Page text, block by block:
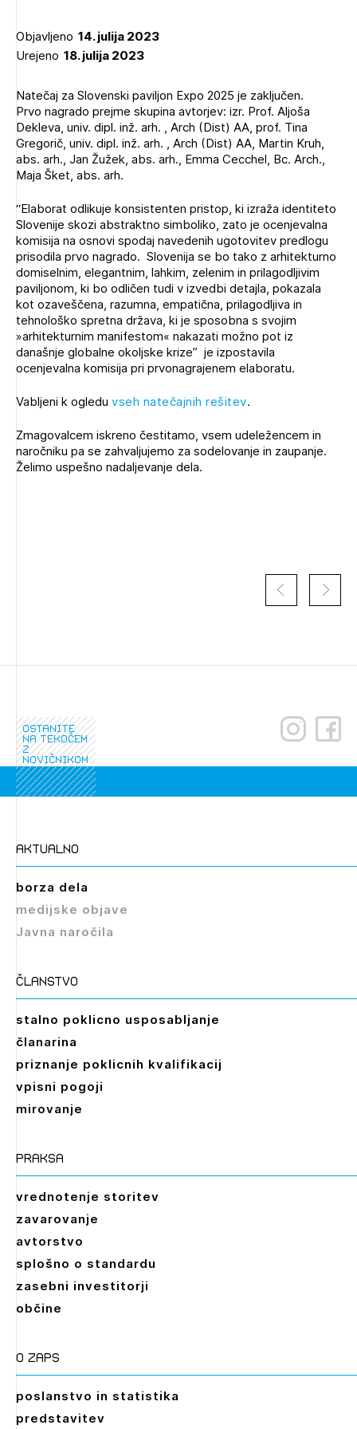
PRIJAVITE SE REGISTRIRAJTE SE
POZABLJENO GESLO
REGISTRIRAJTE SE
Objavljeno 14. julija 2023
Urejeno 18. julija 2023
Natečaj za Slovenski paviljon Expo 2025 je zaključen.
Prvo nagrado prejme skupina avtorjev: izr. Prof. Aljoša
Dekleva, univ. dipl. inž. arh. , Arch (Dist) AA, prof. Tina
Gregorič, univ. dipl. inž. arh. , Arch (Dist) AA, Martin Kruh,
abs. arh., Jan Žužek, abs. arh., Emma Cecchel, Bc. Arch.,
Maja Šket, abs. arh.
“Elaborat odlikuje konsistenten pristop, ki izraža identiteto
Slovenije skozi abstraktno simboliko, zato je ocenjevalna
komisija na osnovi spodaj navedenih ugotovitev predlogu
prisodila prvo nagrado. Slovenija se bo tako z arhitekturno
domiselnim, elegantnim, lahkim, zelenim in prilagodljivim
paviljonom, ki bo odličen tudi v izvedbi detajla, pokazala
kot ozaveščena, razumna, empatična, prilagodljiva in
tehnološko spretna država, ki je sposobna s svojim
»arhitekturnim manifestom« nakazati možno pot iz
današnje globalne okoljske krize” je izpostavila
ocenjevalna komisija pri prvonagrajenem elaboratu.
Vabljeni k ogledu vseh natečajnih rešitev.
Zmagovalcem iskreno čestitamo, vsem udeležencem in
naročniku pa se zahvaljujemo za sodelovanje in zaupanje.
Želimo uspešno nadaljevanje dela.
ostanite
na tekočem
z
novičnikom
aktualno
borza dela
medijske objave
Javna naročila
članstvo
stalno poklicno usposabljanje
članarina
priznanje poklicnih kvalifikacij
vpisni pogoji
mirovanje
praksa
vrednotenje storitev
zavarovanje
avtorstvo
splošno o standardu
zasebni investitorji
občine
O zaps
poslanstvo in statistika
predstavitev
Tedenski novičnik javnih naročil
Dnevne medijske objave
NAPREJ